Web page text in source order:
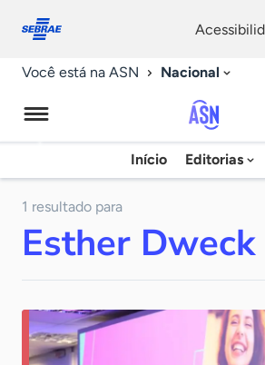
conosco
Você está na ASN Nacional
Início Editorias
1 resultado para
Esther Dweck